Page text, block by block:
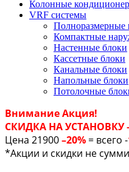
Колонные
VRF системы
Полноразмерные
Компактные
Настенные блоки
Кассетные блоки
Канальные блоки
Напольные блоки
Потолочные
Внимание Акция!
СКИДКА НА УСТАНОВКУ –
Цена 21900–20% = всего -
*Акции и скидки не